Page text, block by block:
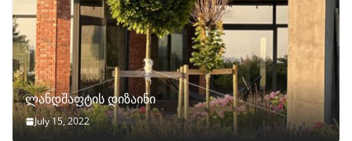
ლანდშაფტის დიზაინი
July 15, 2022